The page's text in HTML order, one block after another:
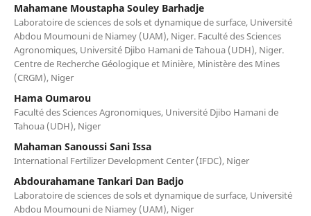
Mahamane Moustapha Souley Barhadje
Laboratoire de sciences de sols et dynamique de surface, Université
Abdou Moumouni de Niamey (UAM), Niger. Faculté des Sciences
Agronomiques, Université Djibo Hamani de Tahoua (UDH), Niger.
Centre de Recherche Géologique et Minière, Ministère des Mines
(CRGM), Niger
Hama Oumarou
Faculté des Sciences Agronomiques, Université Djibo Hamani de
Tahoua (UDH), Niger
Mahaman Sanoussi Sani Issa
International Fertilizer Development Center (IFDC), Niger
Abdourahamane Tankari Dan Badjo
Laboratoire de sciences de sols et dynamique de surface, Université
Abdou Moumouni de Niamey (UAM), Niger